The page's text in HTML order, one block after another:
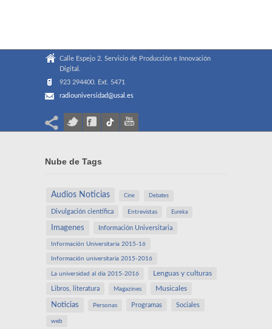
Calle Espejo 2. Servicio de Producción e Innovación
Digital.
923 294400. Ext. 5471
radiouniversidad@usal.es
Nube de Tags
Audios Noticias Cine Debates
Divulgación científica Entrevistas Eureka
Imagenes Información Universitaria
Información Universitaria 2015-16
Información universitaria 2015-2016
La universidad al día 2015-2016 Lenguas y culturas
Libros, literatura Magazines Musicales
Noticias Personas Programas Sociales
web